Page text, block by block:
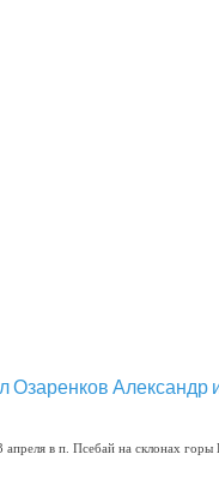
в п. Псебай на склонах горы